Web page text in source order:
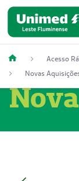
Acesso
Novas